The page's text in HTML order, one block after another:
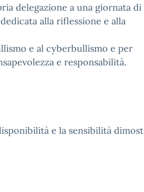
delegazione a una giornata di
alla riflessione e alla
e al cyberbullismo e per
e responsabilità.
e la sensibilità